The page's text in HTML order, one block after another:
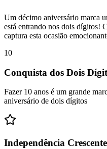
Um décimo aniversário marca
está entrando nos dois dígitos!
captura esta ocasião
10
Conquista dos Dois
Fazer 10 anos é um grande
aniversário de dois dígitos
Independência Crescente